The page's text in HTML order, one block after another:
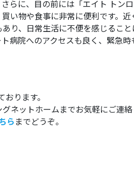
らに、目の前には「エイト トン
い物や食事に非常に便利です。近
り、日常生活に不便を感じるこ
病院へのアクセスも良く、緊急時
ります。
ネットホームまでお気軽にご連絡
ら までどうぞ。